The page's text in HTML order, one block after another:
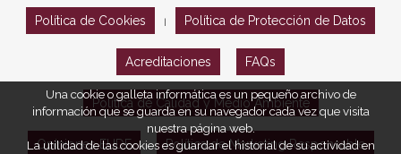
Política de Cookies Política de Protección de Datos
Acreditaciones FAQs
Política de Calidad y Medio Ambiente
Opiniones EUDE Política de Marketing Responsable
Una cookie o galleta informática es un pequeño archivo de
información que se guarda en su navegador cada vez que visita
nuestra página web.
La utilidad de las cookies es guardar el historial de su actividad en